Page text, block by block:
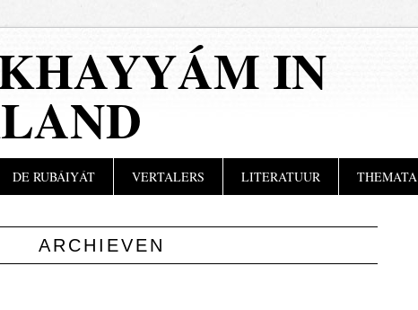
IN
DE RUBÁIYÁT VERTALERS LITERATUUR THEMATA
ARCHIEVEN